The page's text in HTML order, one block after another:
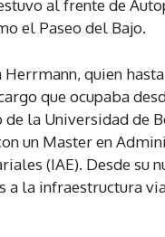
al frente de
el Paseo del Bajo.
quien
que ocupaba
la Universidad de
un Master en
(IAE). Desde su
a la infraestructura